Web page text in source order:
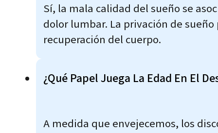
Sí, la mala calidad del sueño se
dolor lumbar. La privación de
recuperación del cuerpo.
¿Qué Papel Juega La Edad En El
A medida que envejecemos, los